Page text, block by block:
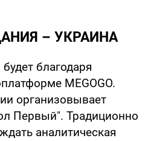
– УКРАИНА
благодаря
MEGOGO.
организовывает
Первый". Традиционно
аналитическая